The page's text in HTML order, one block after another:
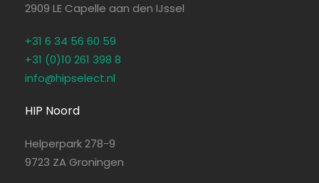
2909 LE Capelle aan den IJssel
+31 6 34 56 60 59
+31 (0)10 261 398 8
info@hipselect.nl
HIP Noord
Helperpark 278-9
9723 ZA Groningen